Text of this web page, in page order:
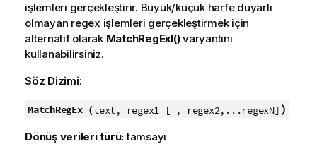
işlemleri gerçekleştirir. Büyük/küçük harfe duyarlı
olmayan regex işlemleri gerçekleştirmek için
alternatif olarak MatchRegExI()varyantını
kullanabilirsiniz.
Söz Dizimi:
MatchRegEx (text, regex1 [ , regex2,...regexN] )
Dönüş verileri türü:tamsayı